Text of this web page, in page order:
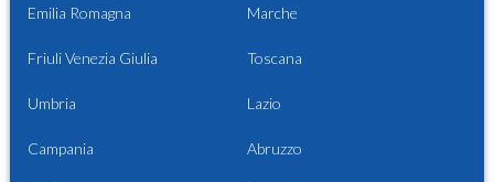
Emilia Romagna Marche
Friuli Venezia Giulia Toscana
Umbria Lazio
Campania Abruzzo